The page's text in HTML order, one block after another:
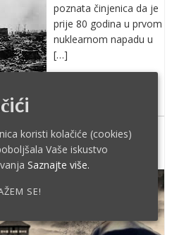
poznata činjenica da je
prije 80 godina u prvom
nuklearnom napadu u
[…]
Edith Stein
koristi kolačiće (cookies)
Vaše iskustvo
Saznajte više.
SE!